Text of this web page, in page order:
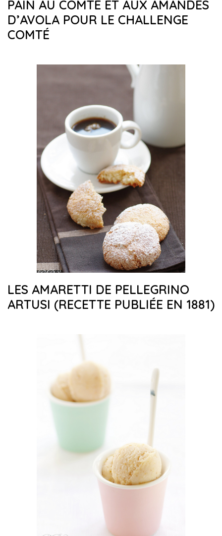
PAIN AU COMTÉ ET AUX AMANDES
D’AVOLA POUR LE CHALLENGE
COMTÉ
LES AMARETTI DE PELLEGRINO
ARTUSI (RECETTE PUBLIÉE EN 1881)